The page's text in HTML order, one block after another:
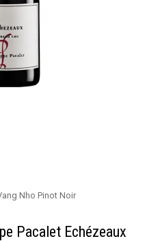
Nho Pinot Noir
Pacalet Echézeaux